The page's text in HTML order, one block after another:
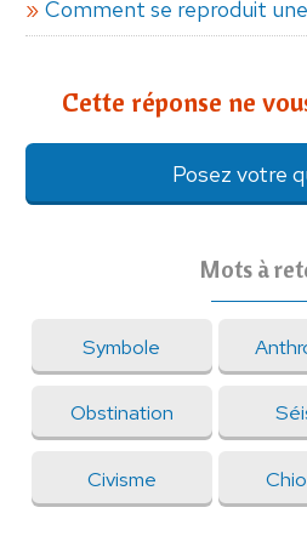
Comment se reproduit
Cette réponse ne
Posez votre
Mots à
Symbole
Obstination
Civisme